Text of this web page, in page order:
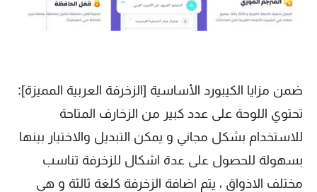
ضمن مزايا الكيبورد الأساسية [الزخرفة العربية المميزة]:
تحتوي اللوحة على عدد كبير من الزخارف المتاحة
للاستخدام بشكل مجاني و يمكن التبديل والاختيار بينها
بسهولة للحصول على عدة اشكال للزخرفة تناسب
مختلف الاذواق ، يتم اضافة الزخرفة كلغة ثالثة و هي